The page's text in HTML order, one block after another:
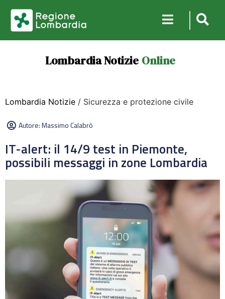
Lombardia Notizie Online
Lombardia Notizie / Sicurezza e protezione civile
Autore:Massimo Calabrò
IT-alert: il 14/9 test in Piemonte,
possibili messaggi in zone Lombardia